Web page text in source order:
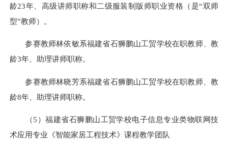
龄23年、高级讲师职称和二级服装制版师职业资格（是“双师
型”教师）。
参赛教师林依敏系福建省石狮鹏山工贸学校在职教师、教
龄3年、助理讲师职称。
参赛教师林晓芳系福建省石狮鹏山工贸学校在职教师、教
龄8年、助理讲师职称。
（5）福建省石狮鹏山工贸学校电子信息专业类物联网技
术应用专业《智能家居工程技术》课程教学团队